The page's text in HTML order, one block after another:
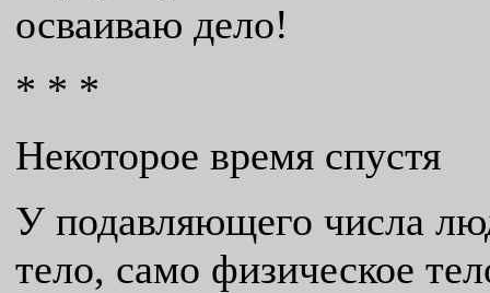
осваиваю дело!
* * *
Некоторое время спустя
У подавляющего числа
тело, само физическое